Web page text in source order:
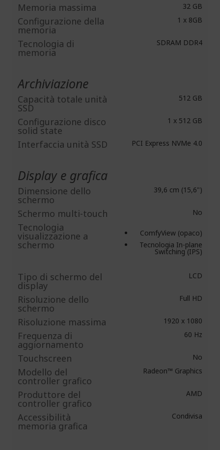
Memoria massima 32 GB
Configurazione della
memoria
1 x 8GB
Tecnologia di
memoria
SDRAM DDR4
Archiviazione
Capacità totale unità
SSD
512 GB
Configurazione disco
solid state
1 x 512 GB
Interfaccia unità SSD PCI Express NVMe 4.0
Display e grafica
Dimensione dello
schermo
39,6 cm (15,6")
Schermo multi-touch No
Tecnologia
visualizzazione a
schermo
ComfyView (opaco)
Tecnologia In-plane
Switching (IPS)
Tipo di schermo del
display
LCD
Risoluzione dello
schermo
Full HD
Risoluzione massima 1920 x 1080
Frequenza di
aggiornamento
60 Hz
Touchscreen No
Modello del
controller grafico
Radeon™ Graphics
Produttore del
controller grafico
AMD
Accessibilità
memoria grafica
Condivisa